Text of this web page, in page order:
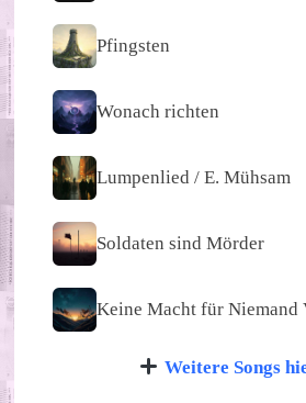
Pfingsten
Wonach richten
Lumpenlied / E. Mühsam
Soldaten sind Mörder
Keine Macht für Niemand
Weitere Songs